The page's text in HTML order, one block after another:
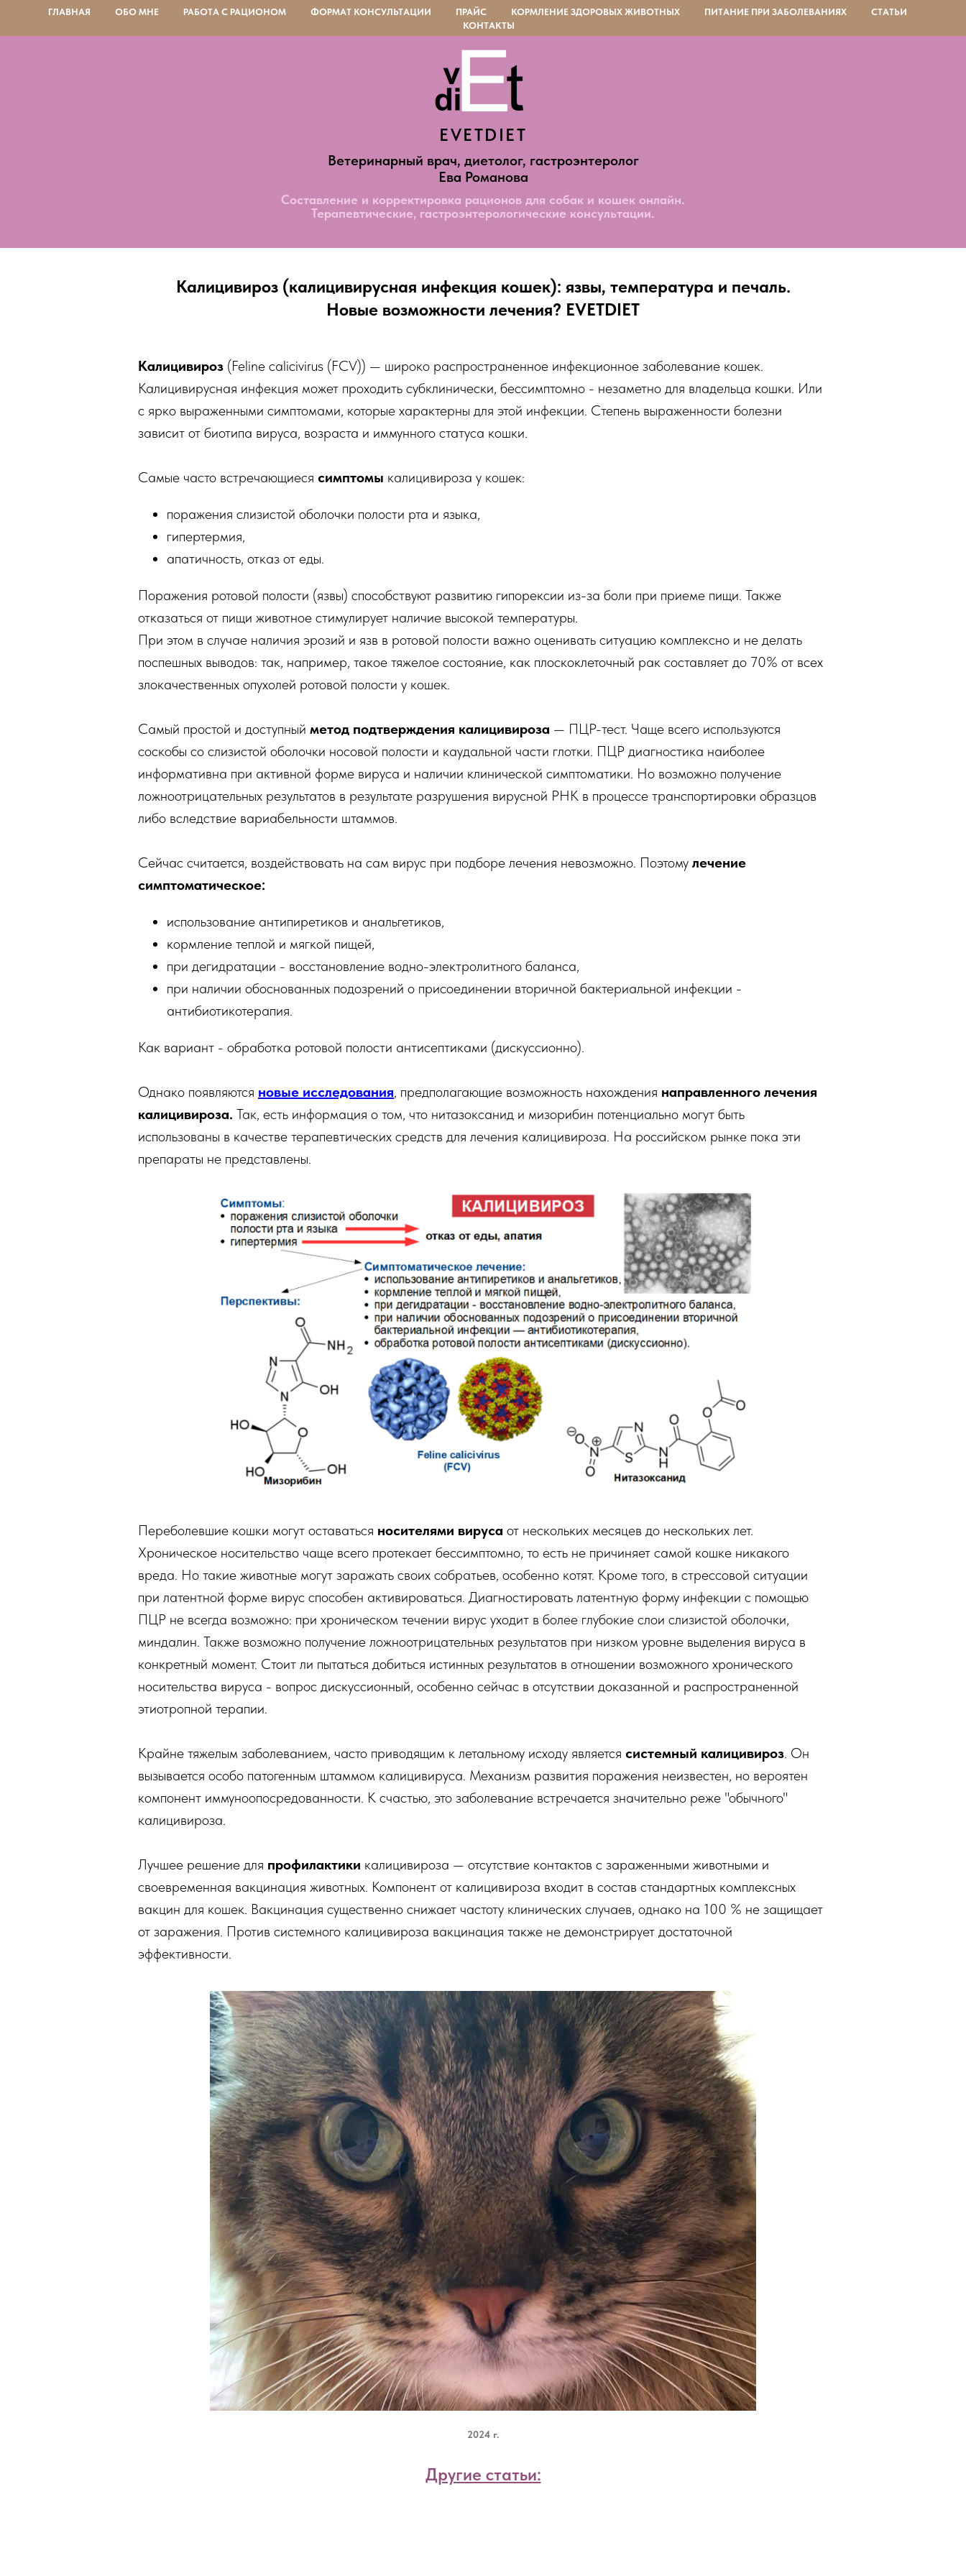
ГЛАВНАЯ ОБО МНЕ РАБОТА С РАЦИОНОМ ФОРМАТ КОНСУЛЬТАЦИИ ПРАЙС КОРМЛЕНИЕ ЗДОРОВЫХ ЖИВОТНЫХ ПИТАНИЕ ПРИ ЗАБОЛЕВАНИЯХ
СТАТЬИ
КОНТАКТЫ
EVETDIET
Ветеринарный врач, диетолог, гастроэнтеролог
Ева Романова
Составление и корректировка рационов для собак и кошек онлайн.
Терапевтические, гастроэнтерологические консультации.
Калицивироз (калицивирусная инфекция кошек): язвы, температура и печаль.
Новые возможности лечения? EVETDIET
Калицивироз (Feline calicivirus (FCV)) — широко распространенное инфекционное заболевание кошек.
Калицивирусная инфекция может проходить субклинически, бессимптомно - незаметно для владельца кошки. Или
с ярко выраженными симптомами, которые характерны для этой инфекции. Степень выраженности болезни
зависит от биотипа вируса, возраста и иммунного статуса кошки.
Самые часто встречающиеся симптомы калицивироза у кошек:
поражения слизистой оболочки полости рта и языка,
гипертермия,
апатичность, отказ от еды.
Поражения ротовой полости (язвы) способствуют развитию гипорексии из-за боли при приеме пищи. Также
отказаться от пищи животное стимулирует наличие высокой температуры.
При этом в случае наличия эрозий и язв в ротовой полости важно оценивать ситуацию комплексно и не делать
поспешных выводов: так, например, такое тяжелое состояние, как плоскоклеточный рак составляет до 70% от всех
злокачественных опухолей ротовой полости у кошек.
Самый простой и доступный метод подтверждения калицивироза — ПЦР-тест. Чаще всего используются
соскобы со слизистой оболочки носовой полости и каудальной части глотки. ПЦР диагностика наиболее
информативна при активной форме вируса и наличии клинической симптоматики. Но возможно получение
ложноотрицательных результатов в результате разрушения вирусной РНК в процессе транспортировки образцов
либо вследствие вариабельности штаммов.
Сейчас считается, воздействовать на сам вирус при подборе лечения невозможно. Поэтому лечение
симптоматическое:
использование антипиретиков и анальгетиков,
кормление теплой и мягкой пищей,
при дегидратации - восстановление водно-электролитного баланса,
при наличии обоснованных подозрений о присоединении вторичной бактериальной инфекции -
антибиотикотерапия.
Как вариант - обработка ротовой полости антисептиками (дискуссионно).
Однако появляются новые исследования, предполагающие возможность нахождения направленного лечения
калицивироза. Так, есть информация о том, что нитазоксанид и мизорибин потенциально могут быть
использованы в качестве терапевтических средств для лечения калицивироза. На российском рынке пока эти
препараты не представлены.
Переболевшие кошки могут оставаться носителями вируса от нескольких месяцев до нескольких лет.
Хроническое носительство чаще всего протекает бессимптомно, то есть не причиняет самой кошке никакого
вреда. Но такие животные могут заражать своих собратьев, особенно котят. Кроме того, в стрессовой ситуации
при латентной форме вирус способен активироваться. Диагностировать латентную форму инфекции с помощью
ПЦР не всегда возможно: при хроническом течении вирус уходит в более глубокие слои слизистой оболочки,
миндалин. Также возможно получение ложноотрицательных результатов при низком уровне выделения вируса в
конкретный момент. Стоит ли пытаться добиться истинных результатов в отношении возможного хронического
носительства вируса - вопрос дискуссионный, особенно сейчас в отсутствии доказанной и распространенной
этиотропной терапии.
Крайне тяжелым заболеванием, часто приводящим к летальному исходу является системный калицивироз. Он
вызывается особо патогенным штаммом калицивируса. Механизм развития поражения неизвестен, но вероятен
компонент иммуноопосредованности. К счастью, это заболевание встречается значительно реже "обычного"
калицивироза.
Лучшее решение для профилактики калицивироза — отсутствие контактов с зараженными животными и
своевременная вакцинация животных. Компонент от калицивироза входит в состав стандартных комплексных
вакцин для кошек. Вакцинация существенно снижает частоту клинических случаев, однако на 100 % не защищает
от заражения. Против системного калицивироза вакцинация также не демонстрирует достаточной
эффективности.
2024 г.
Другие статьи: